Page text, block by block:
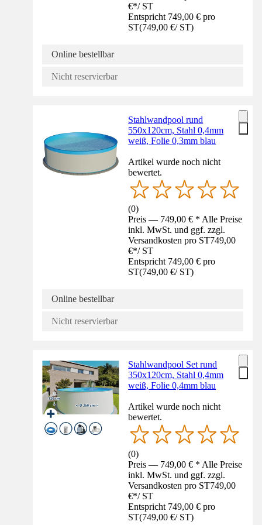
€*/ ST
Entspricht 749,00 € pro
ST(749,00 €/ ST)
Online bestellbar
Nicht reservierbar
Stahlwandpool rund
550x120cm, Stahl 0,4mm
weiß, Folie 0,3mm blau
Artikel wurde noch nicht
bewertet.
(0)
Preis — 749,00 € * Alle Preise
inkl. MwSt. und ggf. zzgl.
Versandkosten pro ST749,00
€*/ ST
Entspricht 749,00 € pro
ST(749,00 €/ ST)
Online bestellbar
Nicht reservierbar
Stahlwandpool Set rund
350x120cm, Stahl 0,4mm
weiß, Folie 0,4mm blau
Artikel wurde noch nicht
bewertet.
(0)
Preis — 749,00 € * Alle Preise
inkl. MwSt. und ggf. zzgl.
Versandkosten pro ST749,00
€*/ ST
Entspricht 749,00 € pro
ST(749,00 €/ ST)